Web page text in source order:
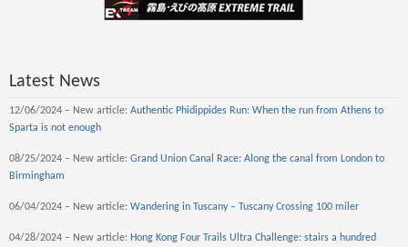
Latest News
12/06/2024 – New article: Authentic Phidippides Run: When the run from Athens to
Sparta is not enough
08/25/2024 – New article: Grand Union Canal Race: Along the canal from London to
Birmingham
06/04/2024 – New article: Wandering in Tuscany – Tuscany Crossing 100 miler
04/28/2024 – New article: Hong Kong Four Trails Ultra Challenge: stairs a hundred